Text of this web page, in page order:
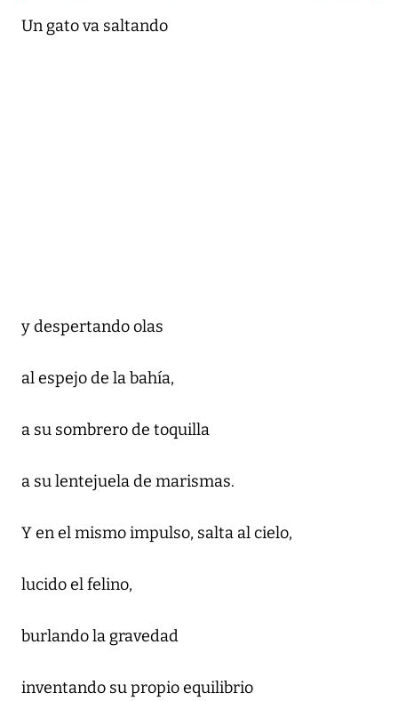
Un gato va saltando
y despertando olas
al espejo de la bahía,
a su sombrero de toquilla
a su lentejuela de marismas.
Y en el mismo impulso, salta al cielo,
lucido el felino,
burlando la gravedad
inventando su propio equilibrio